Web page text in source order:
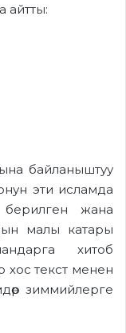
айтты:
байланыштуу
эти исламда
жана
малы катары
хитоб
хос текст менен
зиммийлерге